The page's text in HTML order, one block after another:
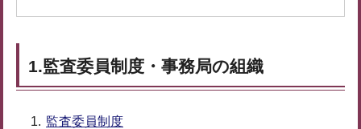
1.監査委員制度・事務局の組織
監査委員制度